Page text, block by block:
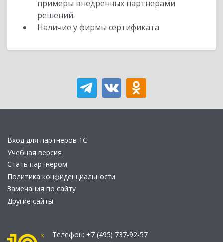
примеры внедренных партнерами
решений.
Наличие у фирмы сертификата
Вход для партнеров 1С
Учебная версия
Стать партнером
Политика конфиденциальности
Замечания по сайту
Другие сайты
Телефон: +7 (495) 737-92-57